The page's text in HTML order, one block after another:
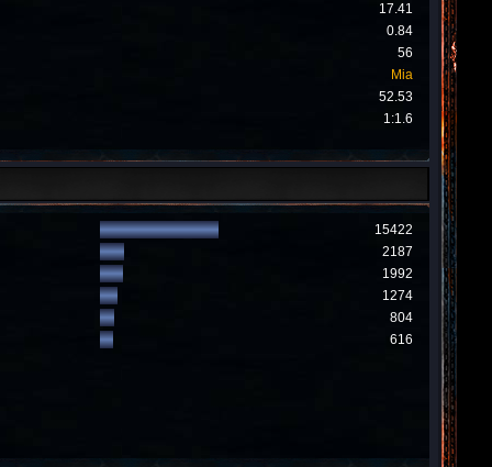
17.41
0.84
56
Mia
52.53
1:1.6
15422
2187
1992
1274
804
616